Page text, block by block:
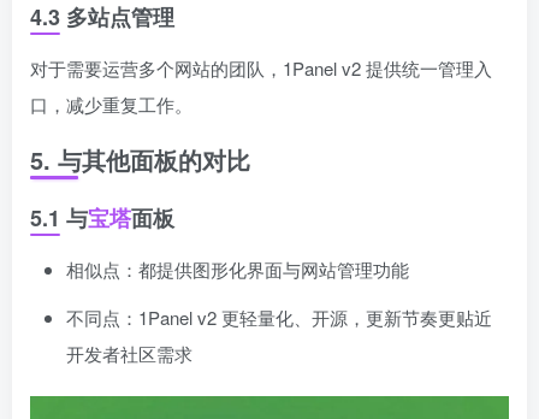
4.3 多站点管理
对于需要运营多个网站的团队，1Panel v2 提供统一管理入
口，减少重复工作。
5. 与其他面板的对比
5.1 与宝塔面板
相似点：都提供图形化界面与网站管理功能
不同点：1Panel v2 更轻量化、开源，更新节奏更贴近
开发者社区需求